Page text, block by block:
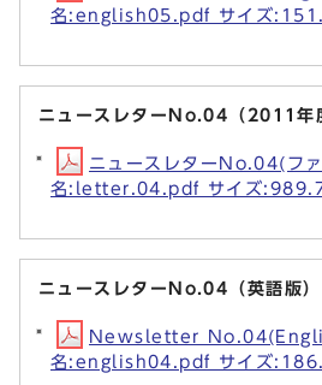
名:english05.pdf サイズ
ニュースレターNo.04（2011年
ニュースレターNo.04(フ
名:letter.04.pdf サイズ
ニュースレターNo.04（英語版）
Newsletter
名:english04.pdf サイズ